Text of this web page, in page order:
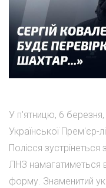
У п'ятницю, 6
Української Прем'єр-
Полісся
ЛНЗ намагатиметься
форму. Знаменитий